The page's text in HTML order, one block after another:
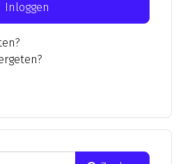
Inloggen